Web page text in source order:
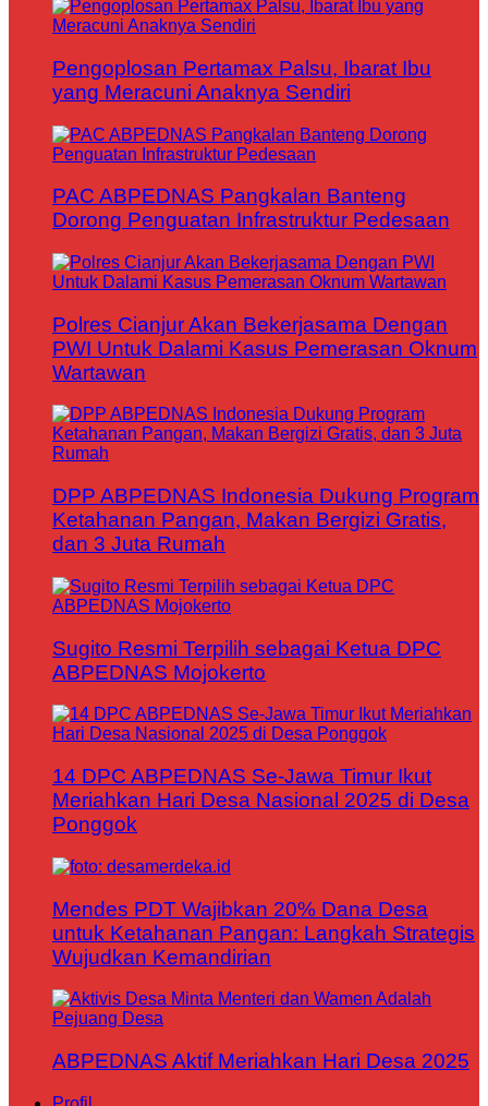
Pengoplosan Pertamax Palsu, Ibarat Ibu
yang Meracuni Anaknya Sendiri
PAC ABPEDNAS Pangkalan Banteng
Dorong Penguatan Infrastruktur Pedesaan
Polres Cianjur Akan Bekerjasama Dengan
PWI Untuk Dalami Kasus Pemerasan Oknum
Wartawan
DPP ABPEDNAS Indonesia Dukung Program
Ketahanan Pangan, Makan Bergizi Gratis,
dan 3 Juta Rumah
Sugito Resmi Terpilih sebagai Ketua DPC
ABPEDNAS Mojokerto
14 DPC ABPEDNAS Se-Jawa Timur Ikut
Meriahkan Hari Desa Nasional 2025 di Desa
Ponggok
Mendes PDT Wajibkan 20% Dana Desa
untuk Ketahanan Pangan: Langkah Strategis
Wujudkan Kemandirian
ABPEDNAS Aktif Meriahkan Hari Desa 2025